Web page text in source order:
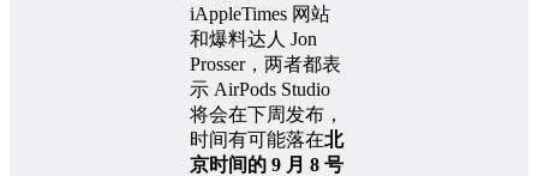
iAppleTimes 网站
和爆料达人 Jon
Prosser，两者都表
示 AirPods Studio
将会在下周发布，
时间有可能落在北
京时间的 9 月 8 号